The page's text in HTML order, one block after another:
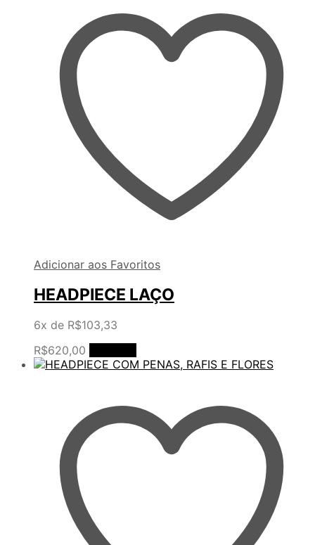
Adicionar aos Favoritos
HEADPIECE LAÇO
6x de R$103,33
R$620,00